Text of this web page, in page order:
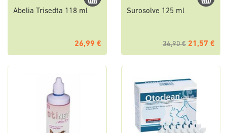
Abelia Trisedta 118 ml
26,99 €
Surosolve 125 ml
36,90 € 21,57 €